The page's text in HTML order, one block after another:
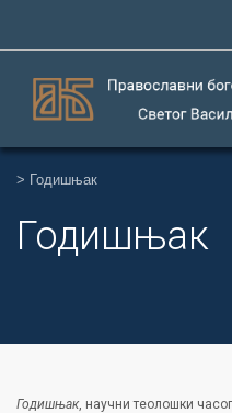
> Годишњак
Годишњак
Годишњак, научни теолошки